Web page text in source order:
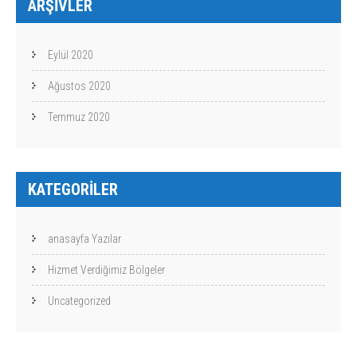
ARŞIVLER
Eylül 2020
Ağustos 2020
Temmuz 2020
KATEGORILER
anasayfa Yazılar
Hizmet Verdiğimiz Bölgeler
Uncategorized